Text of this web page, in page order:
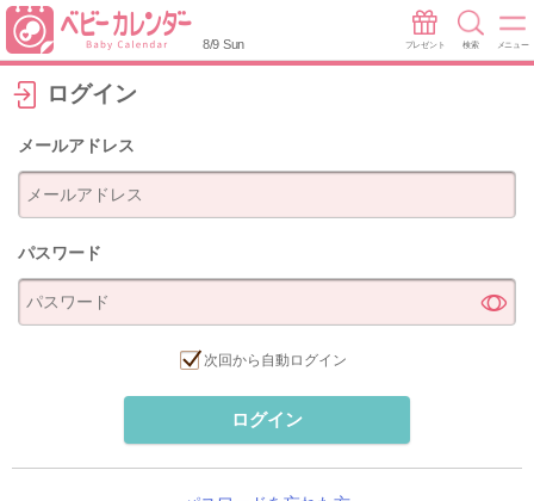
8/9 Sun プレゼント 検索 メニュー
ログイン
メールアドレス
パスワード
次回から自動ログイン
ログイン